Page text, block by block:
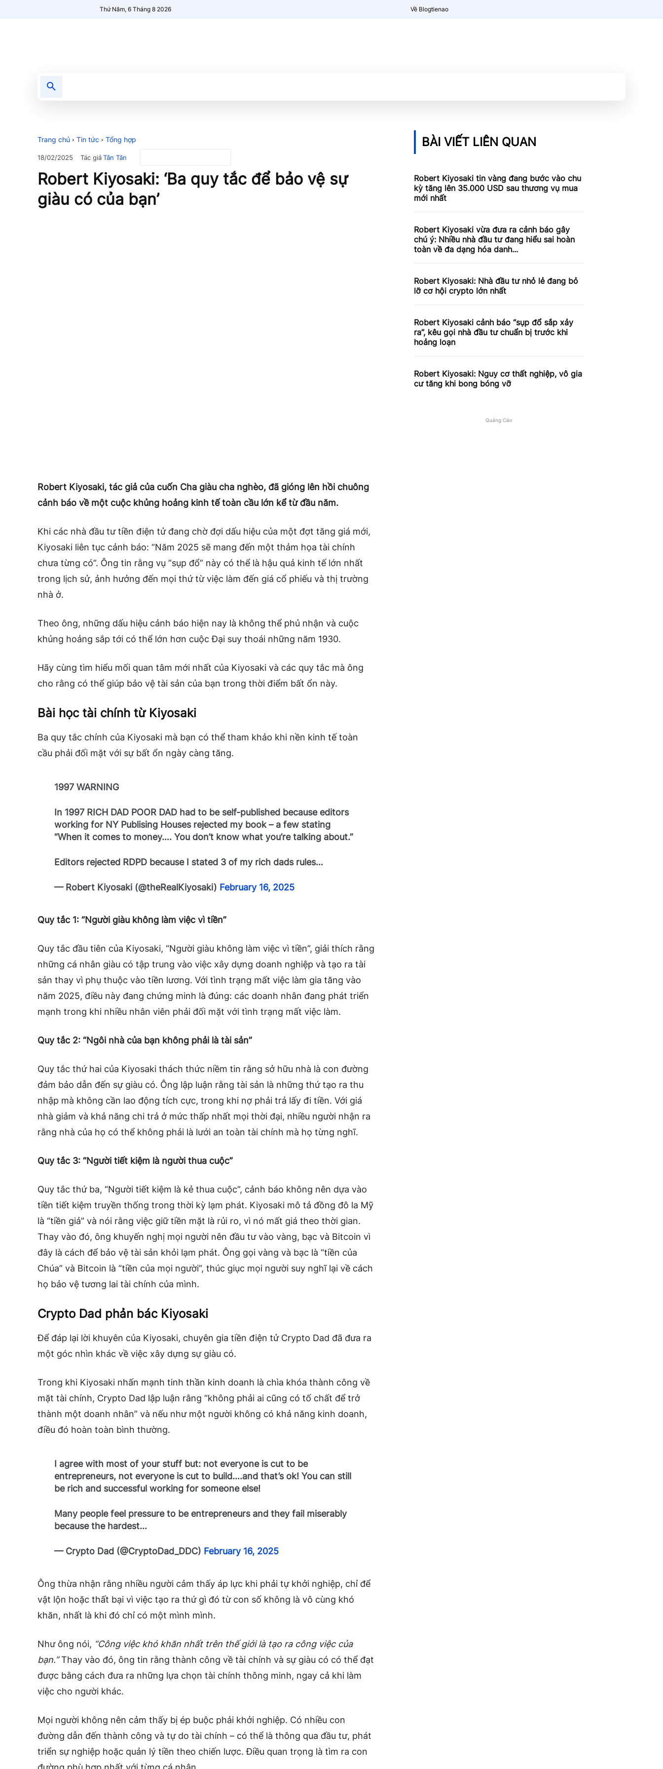
Thứ Năm, 6 Tháng 8 2026 Về Blogtienao
Trang chủ Tin tức Tổng hợp
18/02/2025 Tác giảTân Tân
Robert Kiyosaki: ‘Ba quy tắc để bảo vệ sự
giàu có của bạn’
Robert Kiyosaki, tác giả của cuốn Cha giàu cha nghèo, đã gióng lên hồi chuông
cảnh báo về một cuộc khủng hoảng kinh tế toàn cầu lớn kể từ đầu năm.
Khi các nhà đầu tư tiền điện tử đang chờ đợi dấu hiệu của một đợt tăng giá mới,
Kiyosaki liên tục cảnh báo: “Năm 2025 sẽ mang đến một thảm họa tài chính
chưa từng có”. Ông tin rằng vụ “sụp đổ” này có thể là hậu quả kinh tế lớn nhất
trong lịch sử, ảnh hưởng đến mọi thứ từ việc làm đến giá cổ phiếu và thị trường
nhà ở.
Theo ông, những dấu hiệu cảnh báo hiện nay là không thể phủ nhận và cuộc
khủng hoảng sắp tới có thể lớn hơn cuộc Đại suy thoái những năm 1930.
Hãy cùng tìm hiểu mối quan tâm mới nhất của Kiyosaki và các quy tắc mà ông
cho rằng có thể giúp bảo vệ tài sản của bạn trong thời điểm bất ổn này.
Bài học tài chính từ Kiyosaki
Ba quy tắc chính của Kiyosaki mà bạn có thể tham khảo khi nền kinh tế toàn
cầu phải đối mặt với sự bất ổn ngày càng tăng.
1997 WARNING
In 1997 RICH DAD POOR DAD had to be self-published because editors
working for NY Publising Houses rejected my book – a few stating
“When it comes to money…. You don’t know what you’re talking about.”
Editors rejected RDPD because I stated 3 of my rich dads rules…
— Robert Kiyosaki (@theRealKiyosaki) February 16, 2025
Quy tắc 1: “Người giàu không làm việc vì tiền”
Quy tắc đầu tiên của Kiyosaki, “Người giàu không làm việc vì tiền”, giải thích rằng
những cá nhân giàu có tập trung vào việc xây dựng doanh nghiệp và tạo ra tài
sản thay vì phụ thuộc vào tiền lương. Với tình trạng mất việc làm gia tăng vào
năm 2025, điều này đang chứng minh là đúng: các doanh nhân đang phát triển
mạnh trong khi nhiều nhân viên phải đối mặt với tình trạng mất việc làm.
Quy tắc 2: “Ngôi nhà của bạn không phải là tài sản”
Quy tắc thứ hai của Kiyosaki thách thức niềm tin rằng sở hữu nhà là con đường
đảm bảo dẫn đến sự giàu có. Ông lập luận rằng tài sản là những thứ tạo ra thu
nhập mà không cần lao động tích cực, trong khi nợ phải trả lấy đi tiền. Với giá
nhà giảm và khả năng chi trả ở mức thấp nhất mọi thời đại, nhiều người nhận ra
rằng nhà của họ có thể không phải là lưới an toàn tài chính mà họ từng nghĩ.
Quy tắc 3: “Người tiết kiệm là người thua cuộc”
Quy tắc thứ ba, “Người tiết kiệm là kẻ thua cuộc”, cảnh báo không nên dựa vào
tiền tiết kiệm truyền thống trong thời kỳ lạm phát. Kiyosaki mô tả đồng đô la Mỹ
là “tiền giả” và nói rằng việc giữ tiền mặt là rủi ro, vì nó mất giá theo thời gian.
Thay vào đó, ông khuyến nghị mọi người nên đầu tư vào vàng, bạc và Bitcoin vì
đây là cách để bảo vệ tài sản khỏi lạm phát. Ông gọi vàng và bạc là “tiền của
Chúa” và Bitcoin là “tiền của mọi người”, thúc giục mọi người suy nghĩ lại về cách
họ bảo vệ tương lai tài chính của mình.
Crypto Dad phản bác Kiyosaki
Để đáp lại lời khuyên của Kiyosaki, chuyên gia tiền điện tử Crypto Dad đã đưa ra
một góc nhìn khác về việc xây dựng sự giàu có.
Trong khi Kiyosaki nhấn mạnh tinh thần kinh doanh là chìa khóa thành công về
mặt tài chính, Crypto Dad lập luận rằng “không phải ai cũng có tố chất để trở
thành một doanh nhân” và nếu như một người không có khả năng kinh doanh,
điều đó hoàn toàn bình thường.
I agree with most of your stuff but: not everyone is cut to be
entrepreneurs, not everyone is cut to build….and that’s ok! You can still
be rich and successful working for someone else!
Many people feel pressure to be entrepreneurs and they fail miserably
because the hardest…
— Crypto Dad (@CryptoDad_DDC) February 16, 2025
Ông thừa nhận rằng nhiều người cảm thấy áp lực khi phải tự khởi nghiệp, chỉ để
vật lộn hoặc thất bại vì việc tạo ra thứ gì đó từ con số không là vô cùng khó
khăn, nhất là khi đó chỉ có một mình mình.
Như ông nói, “Công việc khó khăn nhất trên thế giới là tạo ra công việc của
bạn.”Thay vào đó, ông tin rằng thành công về tài chính và sự giàu có có thể đạt
được bằng cách đưa ra những lựa chọn tài chính thông minh, ngay cả khi làm
việc cho người khác.
Mọi người không nên cảm thấy bị ép buộc phải khởi nghiệp. Có nhiều con
đường dẫn đến thành công và tự do tài chính – có thể là thông qua đầu tư, phát
triển sự nghiệp hoặc quản lý tiền theo chiến lược. Điều quan trọng là tìm ra con
BÀI VIẾT LIÊN QUAN
Robert Kiyosaki tin vàng đang bước vào chu
kỳ tăng lên 35.000 USD sau thương vụ mua
mới nhất
Robert Kiyosaki vừa đưa ra cảnh báo gây
chú ý: Nhiều nhà đầu tư đang hiểu sai hoàn
toàn về đa dạng hóa danh...
Robert Kiyosaki: Nhà đầu tư nhỏ lẻ đang bỏ
lỡ cơ hội crypto lớn nhất
Robert Kiyosaki cảnh báo “sụp đổ sắp xảy
ra”, kêu gọi nhà đầu tư chuẩn bị trước khi
hoảng loạn
Robert Kiyosaki: Nguy cơ thất nghiệp, vô gia
cư tăng khi bong bóng vỡ
Quảng Cáo